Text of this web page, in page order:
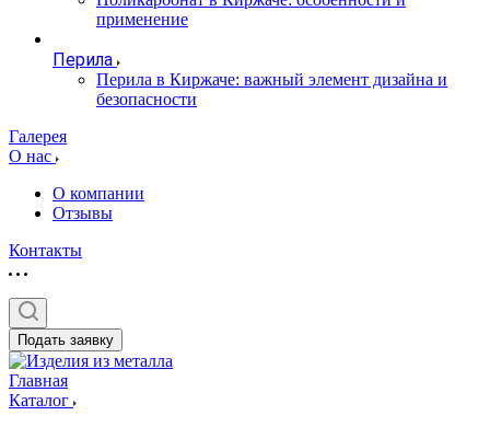
применение
Перила
Перила в Киржаче: важный элемент дизайна и
безопасности
Галерея
О нас
О компании
Отзывы
Контакты
Подать заявку
Главная
Каталог